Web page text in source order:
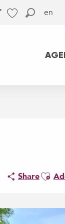
en
Share